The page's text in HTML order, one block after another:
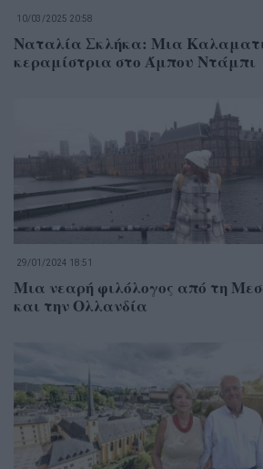
10/03/2025 20:58
Ναταλία Σκλήκα: Μια
κεραμίστρια στο Άμπου Ντάμπι
29/01/2024 18:51
Μια νεαρή φιλόλογος από τη
και την Ολλανδία